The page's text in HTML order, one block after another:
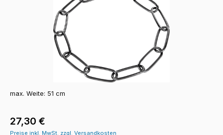
max. Weite: 51 cm
Regulärer Preis:
27,30 €
Preise inkl. MwSt. zzgl. Versandkosten